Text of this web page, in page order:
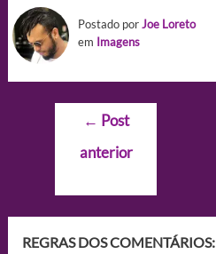
Postado porJoe Loreto
em Imagens
Navegação
Post
← Post
anterior
REGRAS DOS COMENTÁRIOS: